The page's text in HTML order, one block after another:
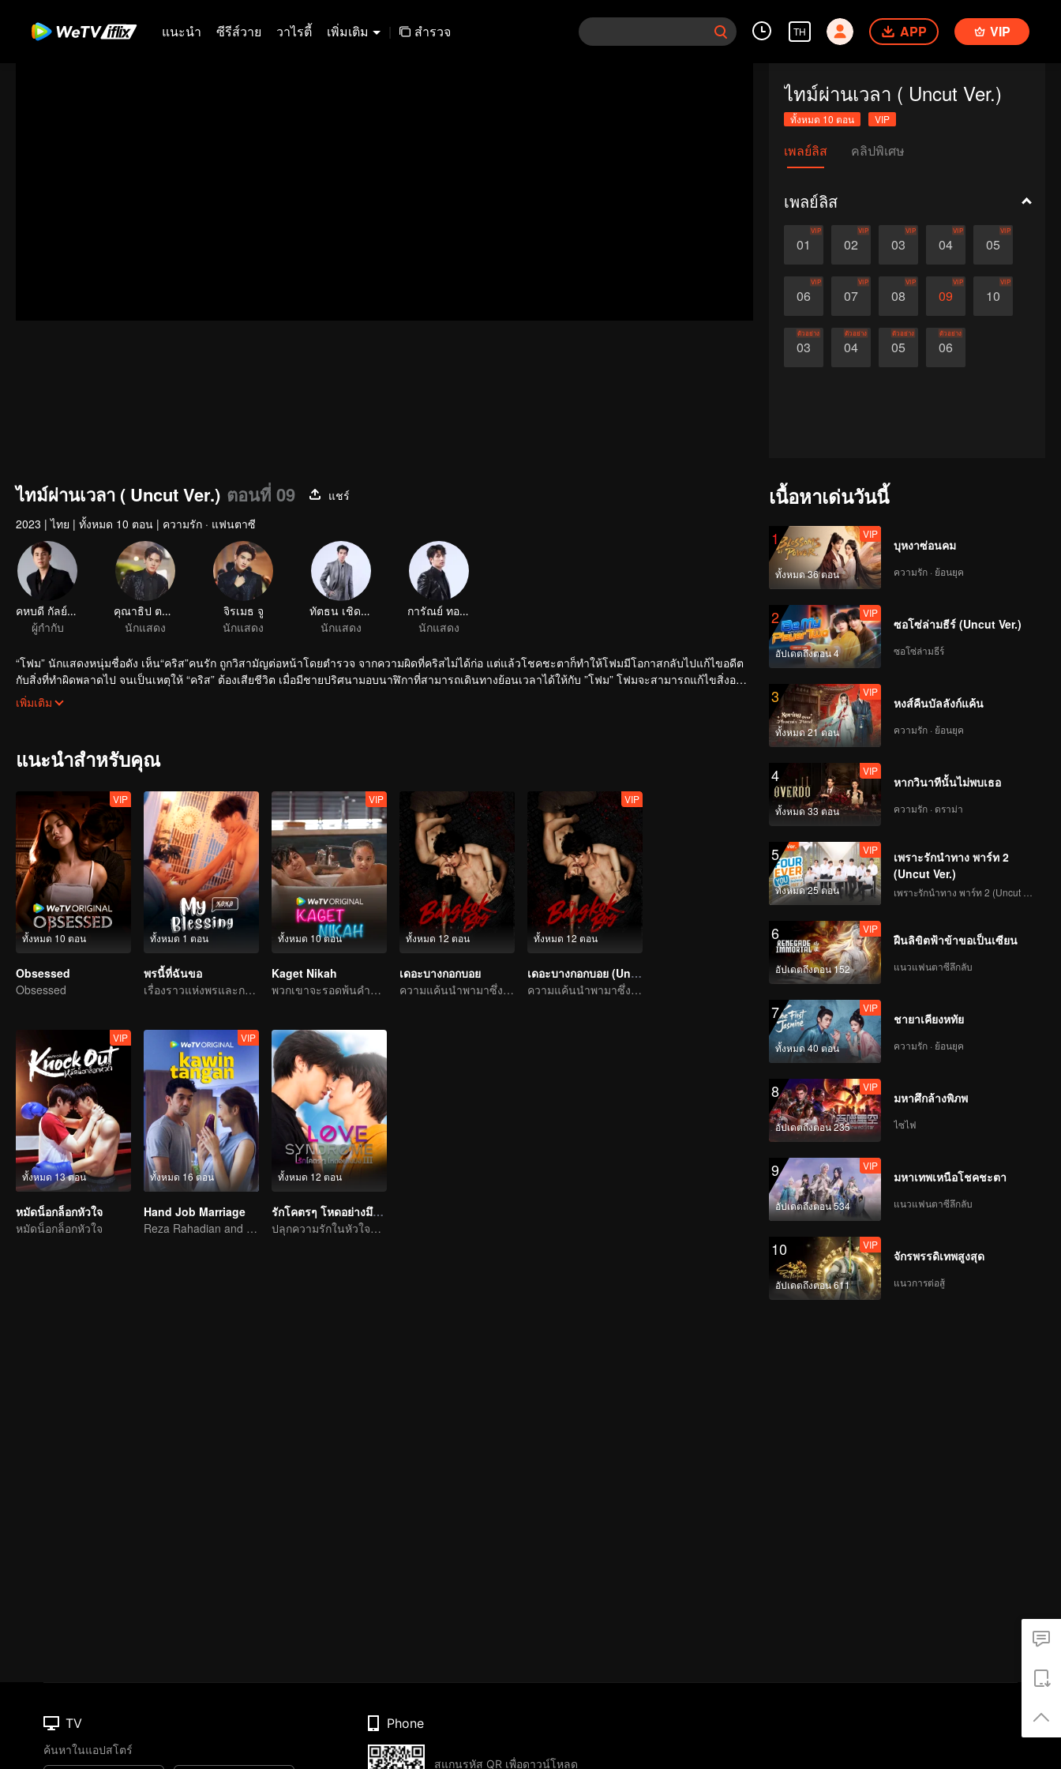
แนะนำ ซีรีส์วาย วาไรตี้ เพิ่มเติม | สำรวจ TH APP VIP
ไทม์ผ่านเวลา ( Uncut Ver.)
ทั้งหมด 10 ตอน VIP
เพลย์ลิส คลิปพิเศษ
เพลย์ลิส
01
VIP
02
VIP
03
VIP
04
VIP
05
VIP
06
VIP
07
VIP
08
VIP
09
VIP
10
VIP
03
ตัวอย่าง
04
ตัวอย่าง
05
ตัวอย่าง
06
ตัวอย่าง
ไทม์ผ่านเวลา ( Uncut Ver.) ตอนที่ 09
แชร์
2023 | ไทย | ทั้งหมด 10 ตอน | ความรัก · แฟนตาซี
คหบดี กัลย์จาฤก
ผู้กำกับ
คุณาธิป ตระการจันทร์
นักแสดง
จิรเมธ จู
นักแสดง
ทัตธน เชิดชูมาลัยกิจ
นักแสดง
การัณย์ ทองพรรณ
นักแสดง
“โฟม” นักแสดงหนุ่มชื่อดัง เห็น“คริส”คนรัก ถูกวิสามัญต่อหน้าโดยตำรวจ จากความผิดที่คริสไม่ได้ก่อ แต่แล้วโชคชะตาก็ทำให้โฟมมีโอกาสกลับไปแก้ไขอดีต
กับสิ่งที่ทำผิดพลาดไป จนเป็นเหตุให้ “คริส” ต้องเสียชีวิต เมื่อมีชายปริศนามอบนาฬิกาที่สามารถเดินทางย้อนเวลาได้ให้กับ ”โฟม” โฟมจะสามารถแก้ไขสิ่งอดีต
และช่วยชีวิตคนรักได้หรือไม่ เวลาเท่านั้นที่จะเป็นเครื่องพิสูจน์!
เพิ่มเติม
แนะนำสำหรับคุณ
ทั้งหมด 10 ตอน
VIP
Obsessed
Obsessed
ทั้งหมด 1 ตอน
พรนี้ที่ฉันขอ
เรื่องราวแห่งพรและการสะท้อนชีวิต
ทั้งหมด 10 ตอน
VIP
Kaget Nikah
พวกเขาจะรอดพ้นคำขาดการแต่งงานได้หรือไม่?
ทั้งหมด 12 ตอน
เดอะบางกอกบอย
ความแค้นนำพามาซึ่งความรัก
ทั้งหมด 12 ตอน
VIP
เดอะบางกอกบอย (Uncut Ver.)
ความแค้นนำพามาซึ่งความรัก
ทั้งหมด 13 ตอน
VIP
หมัดน็อกล็อกหัวใจ
หมัดน็อกล็อกหัวใจ
ทั้งหมด 16 ตอน
VIP
Hand Job Marriage
Reza Rahadian and Mikha Tambayong's marriage is on the brink.
ทั้งหมด 12 ตอน
รักโคตรๆ โหดอย่างมึง 3
ปลุกความรักในหัวใจที่ลืมเลือน
เนื้อหาเด่นวันนี้
1
ทั้งหมด 36 ตอน
VIP
บุหงาซ่อนคม
ความรัก · ย้อนยุค
2
อัปเดตถึงตอน 4
VIP
ซอโซ่ล่ามธีร์ (Uncut Ver.)
ซอโซ่ล่ามธีร์
3
ทั้งหมด 21 ตอน
VIP
หงส์คืนบัลลังก์แค้น
ความรัก · ย้อนยุค
4
ทั้งหมด 33 ตอน
VIP
หากวินาทีนั้นไม่พบเธอ
ความรัก · ดราม่า
5
ทั้งหมด 25 ตอน
VIP
เพราะรักนำทาง พาร์ท 2
(Uncut Ver.)
6
อัปเดตถึงตอน 152
VIP
ฝืนลิขิตฟ้าข้าขอเป็นเซียน
แนวแฟนตาซีลึกลับ
7
ทั้งหมด 40 ตอน
VIP
ชายาเคียงหทัย
ความรัก · ย้อนยุค
8
อัปเดตถึงตอน 235
VIP
มหาศึกล้างพิภพ
ไซไฟ
9
อัปเดตถึงตอน 534
VIP
มหาเทพเหนือโชคชะตา
แนวแฟนตาซีลึกลับ
10
อัปเดตถึงตอน 611
VIP
จักรพรรดิเทพสูงสุด
แนวการต่อสู้
TV
ค้นหาในแอปสโตร์
Phone
สแกนรหัส QR เพื่อดาวน์โหลด